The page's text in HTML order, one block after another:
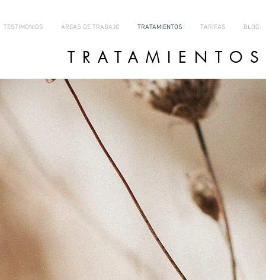
TESTIMONIOS ÁREAS DE TRABAJO TRATAMIENTOS TARIFAS BLOG
TRATAMIENTOS